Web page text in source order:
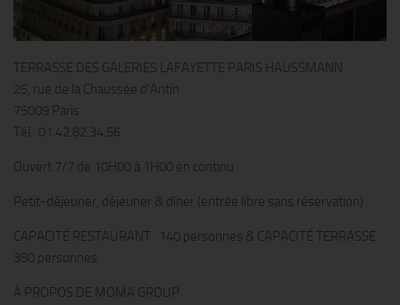
TERRASSE DES GALERIES LAFAYETTE PARIS HAUSSMANN
25, rue de la Chaussée d’Antin
75009 Paris
Tél.: 01.42.82.34.56
Ouvert 7/7 de 10H00 à 1H00 en continu
Petit-déjeuner, déjeuner & dîner (entrée libre sans réservation)
CAPACITÉ RESTAURANT : 140 personnes & CAPACITÉ TERRASSE :
350 personnes
À PROPOS DE MOMA GROUP